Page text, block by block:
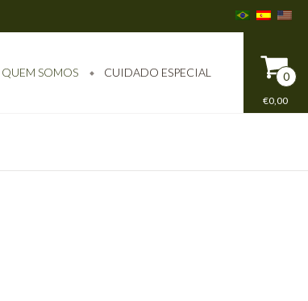
QUEM SOMOS CUIDADO ESPECIAL 0
€0,00